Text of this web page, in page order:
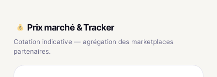
Prix marché & Tracker
Cotation indicative — agrégation des marketplaces
partenaires.